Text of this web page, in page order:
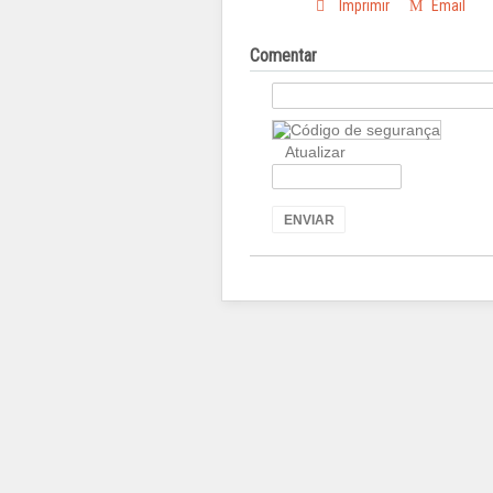
Imprimir Email
Comentar
Atualizar
ENVIAR